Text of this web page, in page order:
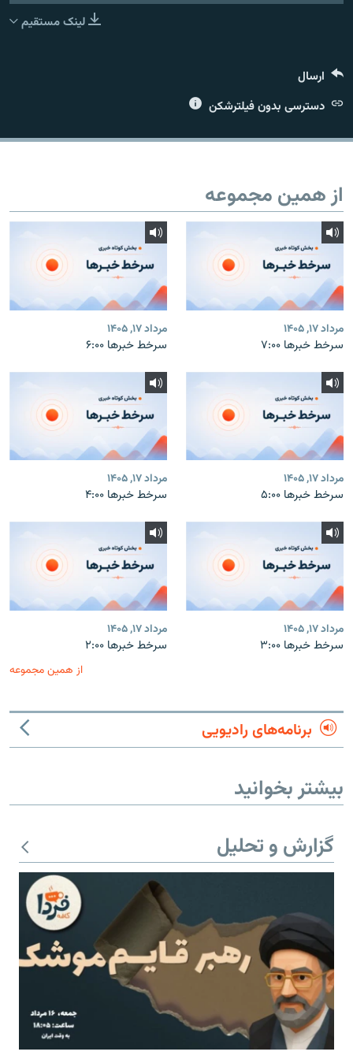
لینک مستقیم
ارسال
دسترسی بدون فیلترشکن
از همین مجموعه
مرداد ۱۷, ۱۴۰۵
سرخط خبرها ۷:۰۰
مرداد ۱۷, ۱۴۰۵
سرخط خبرها ۶:۰۰
مرداد ۱۷, ۱۴۰۵
سرخط خبرها ۵:۰۰
مرداد ۱۷, ۱۴۰۵
سرخط خبرها ۴:۰۰
مرداد ۱۷, ۱۴۰۵
سرخط خبرها ۳:۰۰
مرداد ۱۷, ۱۴۰۵
سرخط خبرها ۲:۰۰
از همین مجموعه
برنامه‌های رادیویی
بیشتر بخوانید
گزارش و تحلیل